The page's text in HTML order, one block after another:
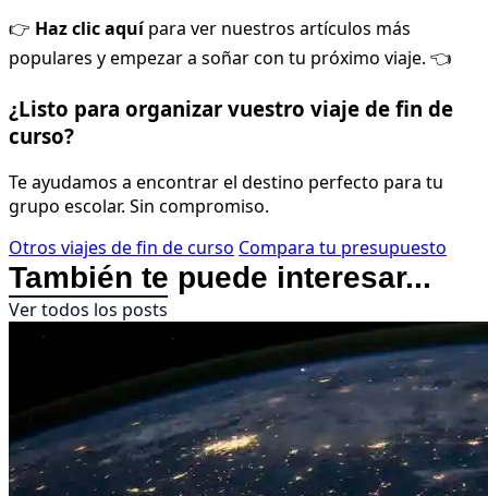
👉 Haz clic aquípara ver nuestros artículos más
populares y empezar a soñar con tu próximo viaje. 👈
¿Listo para organizar vuestro viaje de fin de
curso?
Te ayudamos a encontrar el destino perfecto para tu
grupo escolar. Sin compromiso.
Otros viajes de fin de curso Compara tu presupuesto
También te puede interesar...
Ver todos los posts